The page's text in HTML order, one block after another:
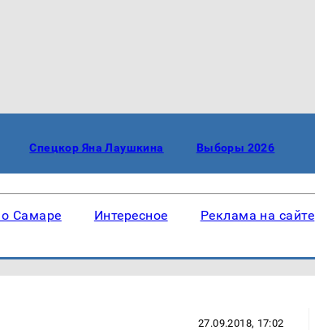
Спецкор Яна Лаушкина Выборы 2026
Самаре Интересное Реклама на сайте
27.09.2018, 17:02